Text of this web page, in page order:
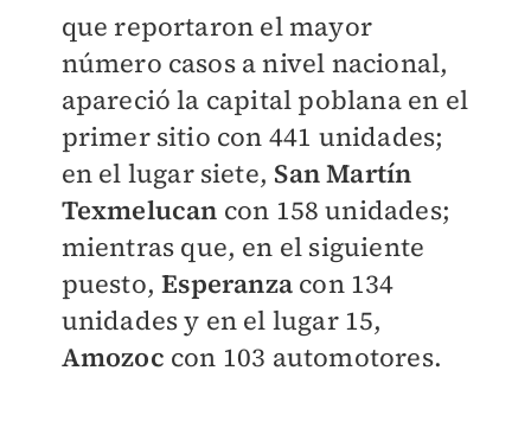
que reportaron el mayor
número casos a nivel nacional,
apareció la capital poblana en el
primer sitio con 441 unidades;
en el lugar siete, San Martín
Texmelucan con 158 unidades;
mientras que, en el siguiente
puesto, Esperanza con 134
unidades y en el lugar 15,
Amozoc con 103 automotores.